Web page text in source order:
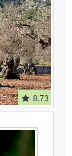
8.73